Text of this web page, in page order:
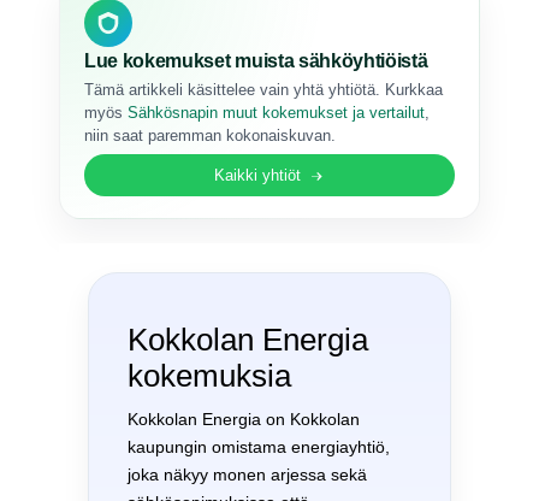
Lue kokemukset muista sähköyhtiöistä
Tämä artikkeli käsittelee vain yhtä yhtiötä. Kurkkaa
myös Sähkösnapin muut kokemukset ja vertailut,
niin saat paremman kokonaiskuvan.
Kaikki yhtiöt
Kokkolan Energia
kokemuksia
Kokkolan Energia on Kokkolan
kaupungin omistama energiayhtiö,
joka näkyy monen arjessa sekä